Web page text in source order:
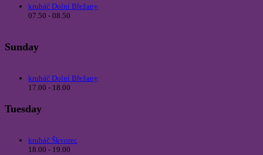
kruháč Dolní Břežany
07.50 - 08.50
Sunday
kruháč Dolní Břežany
17.00 - 18.00
Tuesday
kruháč Škvorec
18.00 - 19.00